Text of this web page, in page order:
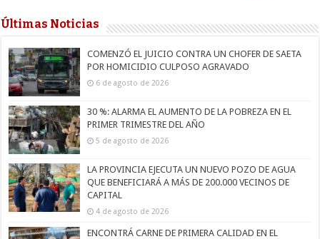
Últimas Noticias
COMENZÓ EL JUICIO CONTRA UN CHOFER DE SAETA
POR HOMICIDIO CULPOSO AGRAVADO
6 de agosto de 2026
30 %: ALARMA EL AUMENTO DE LA POBREZA EN EL
PRIMER TRIMESTRE DEL AÑO
5 de agosto de 2026
LA PROVINCIA EJECUTA UN NUEVO POZO DE AGUA
QUE BENEFICIARÁ A MÁS DE 200.000 VECINOS DE
CAPITAL
4 de agosto de 2026
ENCONTRÁ CARNE DE PRIMERA CALIDAD EN EL